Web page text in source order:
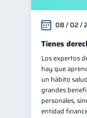
Control
Finanzas
Inclusión
Bienestar
Finanzas
08 / 02 /
Tienes
Los expertos
hay que
un hábito
grandes
personales,
entidad